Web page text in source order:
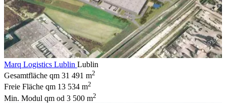
Marq Logistics Lublin Lublin
Gesamtfläche qm 31 491 m2
Freie Fläche qm 13 534 m2
Min. Modul qm od 3 500 m2